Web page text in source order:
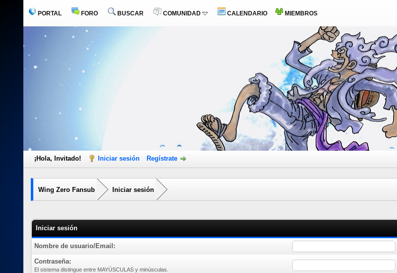
PORTAL FORO BUSCAR COMUNIDAD CALENDARIO MIEMBROS
¡Hola, Invitado! Iniciar sesión Regístrate
Wing Zero Fansub Iniciar sesión
Iniciar sesión
Nombre de usuario/Email:
Contraseña:
El sistema distingue entre MAYÚSCULAS y minúsculas.